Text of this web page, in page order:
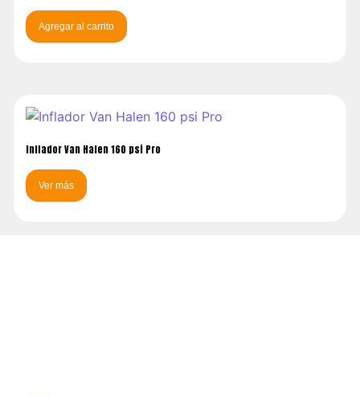
Agregar al carrito
Inflador Van Halen 160 psi Pro
Ver más